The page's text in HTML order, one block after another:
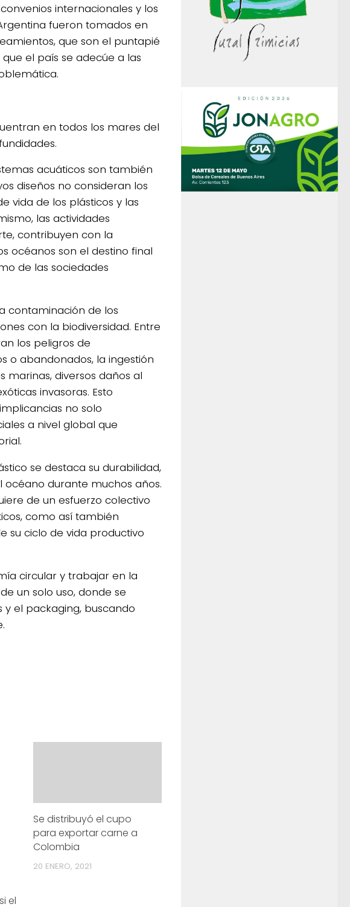
internacionales y los
fueron tomados en
que son el puntapié
el país se adecúe a las
en todos los mares del
acuáticos son también
diseños no consideran los
vida de los plásticos y las
las actividades
contribuyen con la
océanos son el destino final
de las sociedades
contaminación de los
con la biodiversidad. Entre
los peligros de
o abandonados, la ingestión
diversos daños al
invasoras. Esto
no solo
a nivel global que
se destaca su durabilidad,
océano durante muchos años.
de un esfuerzo colectivo
como así también
su ciclo de vida productivo
circular y trabajar en la
un solo uso, donde se
y el packaging, buscando
el
Se distribuyó el cupo
para exportar carne a
Colombia
20 ENERO, 2021